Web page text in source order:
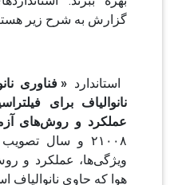
گزارش به شرح زیر هستند:
استاندارد« فناوری نانو-
نانوالیاف برای
عملکرد و روش‌های آزمون»،
ویژگی‌ها، عملکرد و روش‌های
هوا که حاوی نانوالیاف است،